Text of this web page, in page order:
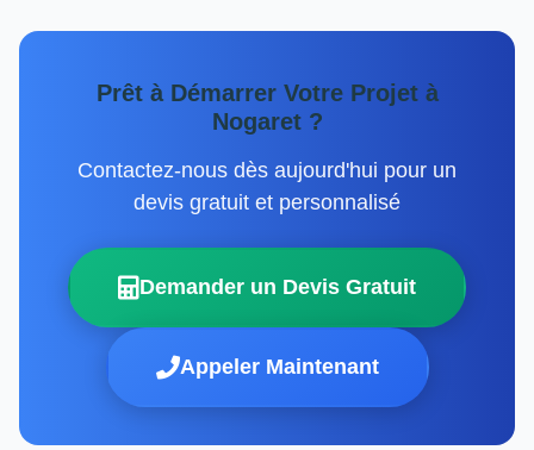
Prêt à Démarrer Votre Projet à
Nogaret ?
Contactez-nous dès aujourd'hui pour un
devis gratuit et personnalisé
Demander un Devis Gratuit
Appeler Maintenant